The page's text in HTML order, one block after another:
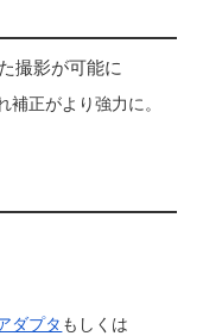
撮影が可能に
正がより強力に。
ダプタ もしくは